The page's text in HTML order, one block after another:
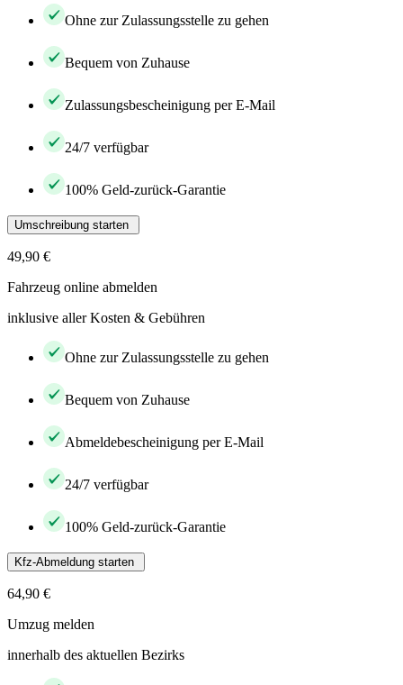
Ohne zur Zulassungsstelle zu gehen
Bequem von Zuhause
Zulassungsbescheinigung per E-Mail
24/7 verfügbar
100% Geld-zurück-Garantie
Umschreibung starten
49,90 €
Fahrzeug online abmelden
inklusive aller Kosten & Gebühren
Ohne zur Zulassungsstelle zu gehen
Bequem von Zuhause
Abmeldebescheinigung per E-Mail
24/7 verfügbar
100% Geld-zurück-Garantie
Kfz-Abmeldung starten
64,90 €
Umzug melden
innerhalb des aktuellen Bezirks